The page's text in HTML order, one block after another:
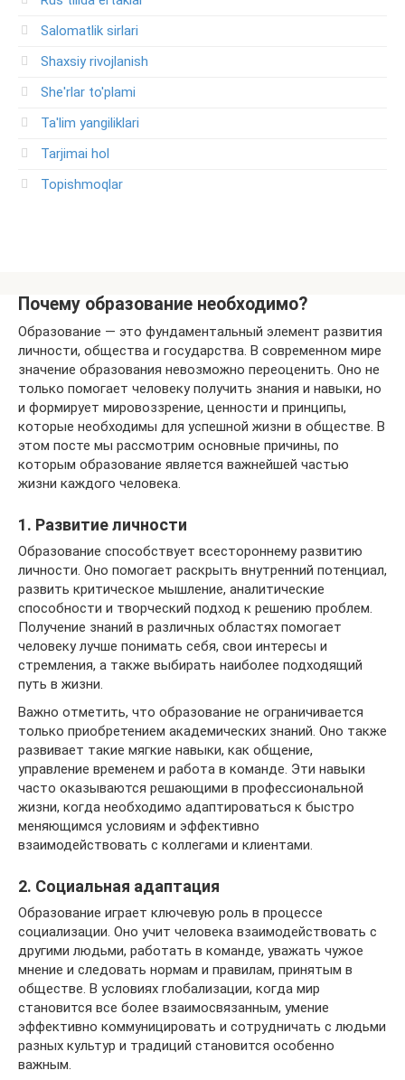
Salomatlik sirlari
Shaxsiy rivojlanish
She'rlar to'plami
Ta'lim yangiliklari
Tarjimai hol
Topishmoqlar
Почему образование необходимо?
Образование — это фундаментальный элемент развития
личности, общества и государства. В современном мире
значение образования невозможно переоценить. Оно не
только помогает человеку получить знания и навыки, но
и формирует мировоззрение, ценности и принципы,
которые необходимы для успешной жизни в обществе. В
этом посте мы рассмотрим основные причины, по
которым образование является важнейшей частью
жизни каждого человека.
1. Развитие личности
Образование способствует всестороннему развитию
личности. Оно помогает раскрыть внутренний потенциал,
развить критическое мышление, аналитические
способности и творческий подход к решению проблем.
Получение знаний в различных областях помогает
человеку лучше понимать себя, свои интересы и
стремления, а также выбирать наиболее подходящий
путь в жизни.
Важно отметить, что образование не ограничивается
только приобретением академических знаний. Оно также
развивает такие мягкие навыки, как общение,
управление временем и работа в команде. Эти навыки
часто оказываются решающими в профессиональной
жизни, когда необходимо адаптироваться к быстро
меняющимся условиям и эффективно
взаимодействовать с коллегами и клиентами.
2. Социальная адаптация
Образование играет ключевую роль в процессе
социализации. Оно учит человека взаимодействовать с
другими людьми, работать в команде, уважать чужое
мнение и следовать нормам и правилам, принятым в
обществе. В условиях глобализации, когда мир
становится все более взаимосвязанным, умение
эффективно коммуницировать и сотрудничать с людьми
разных культур и традиций становится особенно
важным.